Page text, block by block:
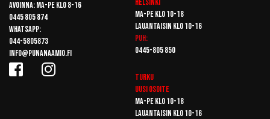
Avoinna: Ma-pe klo 8-16
0445 805 874
Whatsapp:
044-5805873
info@punanaamio.fi
Helsinki
Ma-pe klo 10-18
Lauantaisin klo 10-16
Puh:
0445-805 850
Turku
Uusi osoite
Ma-pe klo 10-18
Lauantaisin klo 10-16